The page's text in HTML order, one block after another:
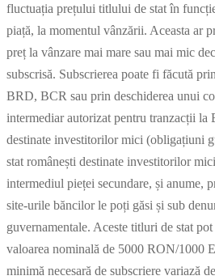
fluctuația prețului titlului de stat în
piață, la momentul vânzării. Aceasta ar
preț la vânzare mai mare sau mai mic
subscrisă. Subscrierea poate fi făcută
BRD, BCR sau prin deschiderea unui
intermediar autorizat pentru tranzacții
destinate investitorilor mici (obligațiuni
stat românești destinate investitorilor
intermediul pieței secundare, și anume,
site-urile băncilor le poți găsi și sub
guvernamentale. Aceste titluri de stat
valoarea nominală de 5000 RON/1000
minimă necesară de subscriere variază